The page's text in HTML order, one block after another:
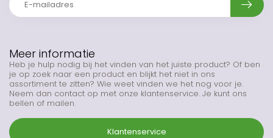
Meer informatie
Heb je hulp nodig bij het vinden van het juiste product? Of ben
je op zoek naar een product en blijkt het niet in ons
assortiment te zitten? Wie weet vinden we het nog voor je.
Neem dan contact op met onze klantenservice. Je kunt ons
bellen of mailen.
Klantenservice